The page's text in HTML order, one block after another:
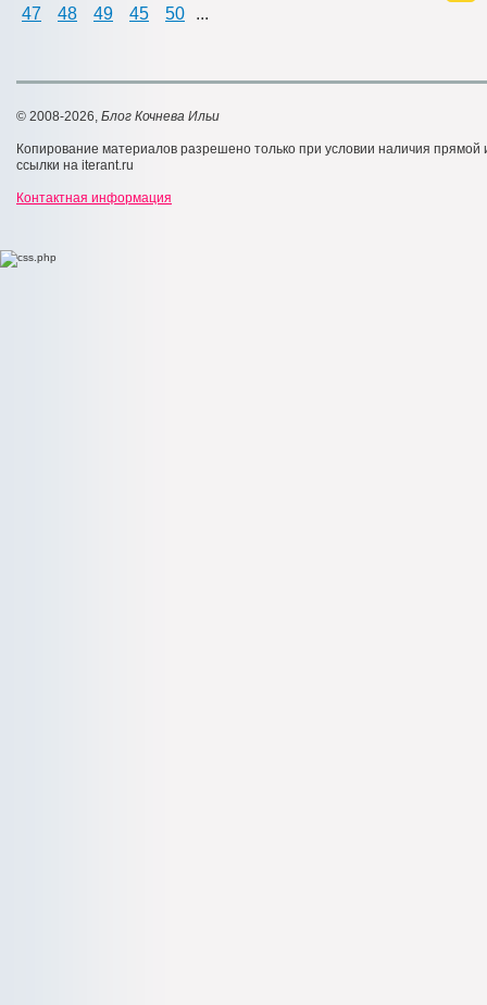
47
48 49 45 50 ...
© 2008-2026, Блог Кочнева Ильи
Копирование материалов разрешено только при условии наличия прямой
ссылки на iterant.ru
Контактная информация